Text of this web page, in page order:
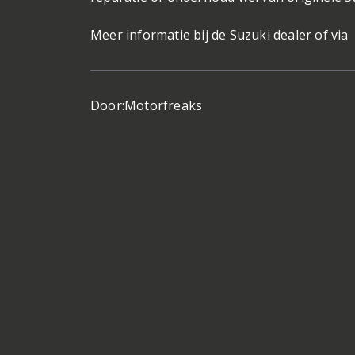
Meer informatie bij de Suzuki dealer of via
Door:Motorfreaks